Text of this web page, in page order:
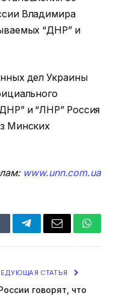
Владимира
“ДНР” и
дел Украины
и “ЛНР” Россия
Минских
www.unn.com.ua
TelegramEmail
СТАТЬЯ
говорят, что